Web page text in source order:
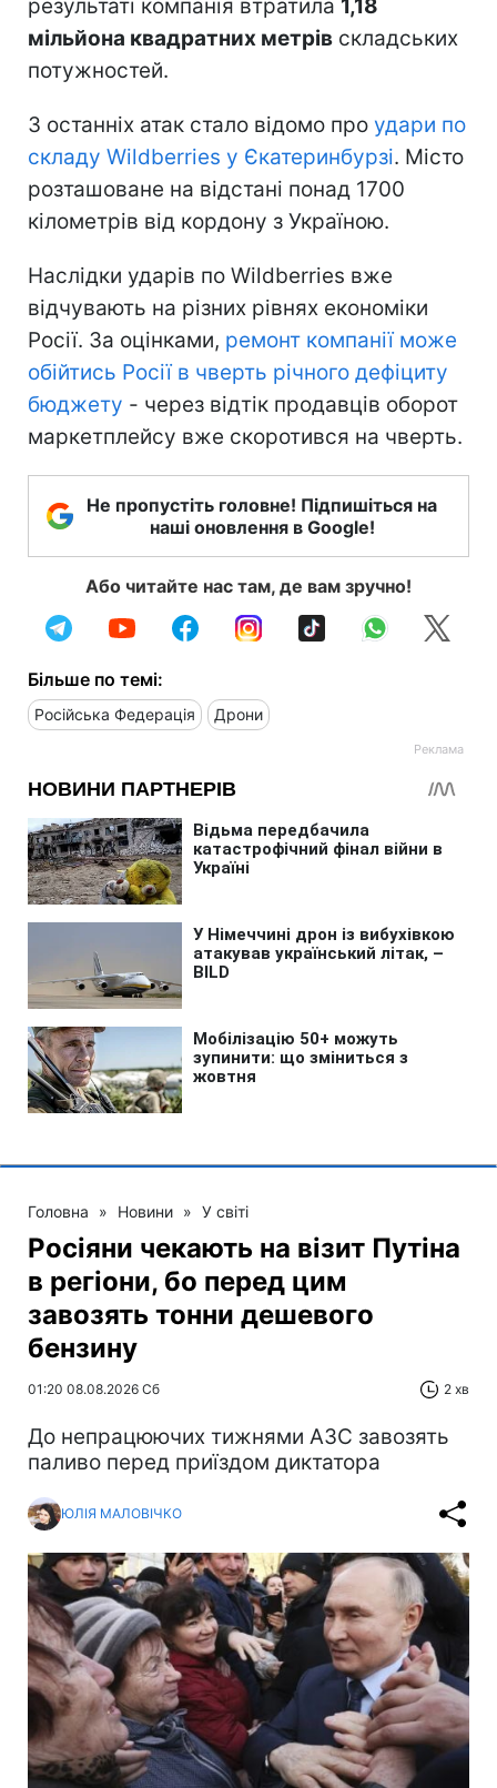
результаті компанія втратила 1,18
мільйона квадратних метрів складських
потужностей.
З останніх атак стало відомо про удари по
складу Wildberries у Єкатеринбурзі. Місто
розташоване на відстані понад 1700
кілометрів від кордону з Україною.
Наслідки ударів по Wildberries вже
відчувають на різних рівнях економіки
Росії. За оцінками, ремонт компанії може
обійтись Росії в чверть річного дефіциту
бюджету - через відтік продавців оборот
маркетплейсу вже скоротився на чверть.
Не пропустіть головне! Підпишіться на
наші оновлення в Google!
Або читайте нас там, де вам зручно!
Більше по темі:
Російська Федерація Дрони
Головна » Новини » У світі
Росіяни чекають на візит Путіна
в регіони, бо перед цим
завозять тонни дешевого
бензину
01:20 08.08.2026 Сб 2 хв
До непрацюючих тижнями АЗС завозять
паливо перед приїздом диктатора
ЮЛІЯ МАЛОВІЧКО